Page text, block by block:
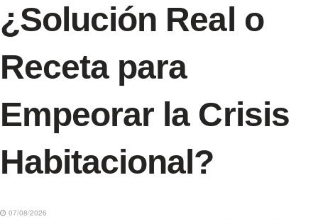
¿Solución Real o
Receta para
Empeorar la Crisis
Habitacional?
07/08/2026